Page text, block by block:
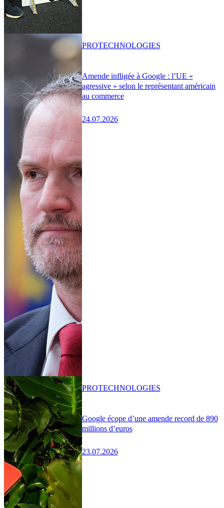
Amende infligée à Google : l’UE «
agressive » selon le représentant américain
au commerce
24.07.2026
PROTECHNOLOGIES
Google écope d’une amende record de 890
millions d’euros
23.07.2026
PROTECHNOLOGIES